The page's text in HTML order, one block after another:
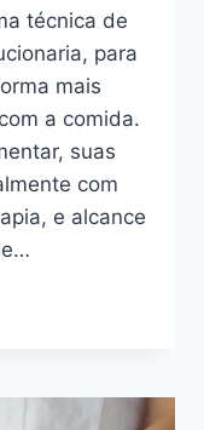
técnica de
para
mais
a comida.
suas
com
e alcance